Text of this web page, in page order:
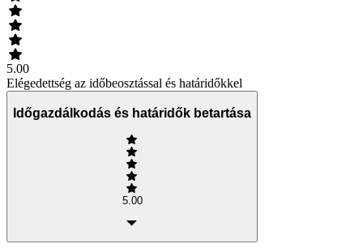
5.00
Elégedettség az időbeosztással és határidőkkel
Időgazdálkodás és határidők betartása
5.00